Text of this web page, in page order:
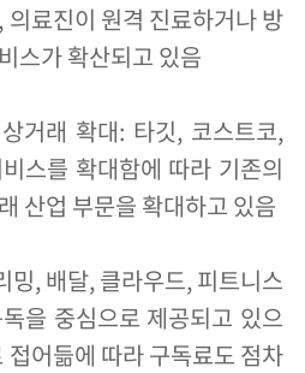
료진이 원격 진료하거나 방
스가 확산되고 있음
거래 확대: 타깃, 코스트코,
스를 확대함에 따라 기존의
산업 부문을 확대하고 있음
, 배달, 클라우드, 피트니스
을 중심으로 제공되고 있으
어듦에 따라 구독료도 점차